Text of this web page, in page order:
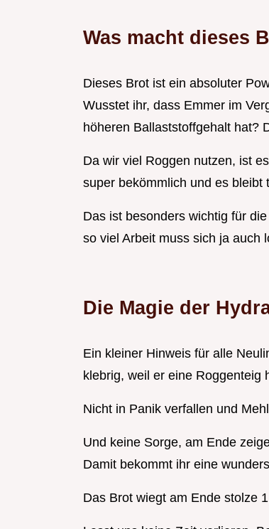
Was macht dieses
Dieses Brot ist ein absoluter
Wusstet ihr, dass Emmer im
höheren Ballaststoffgehalt hat?
Da wir viel Roggen nutzen, ist
super bekömmlich und es bleibt
Das ist besonders wichtig für
so viel Arbeit muss sich ja auch
Die Magie der
Ein kleiner Hinweis für alle
klebrig, weil er eine Roggenteig
Nicht in Panik verfallen und
Und keine Sorge, am Ende
Damit bekommt ihr eine
Das Brot wiegt am Ende stolze